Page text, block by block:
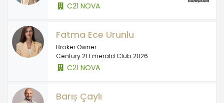
C21 NOVA
Fatma Ece Urunlu
Broker Owner
Century 21 Emerald Club 2026
C21 NOVA
Barış Çaylı